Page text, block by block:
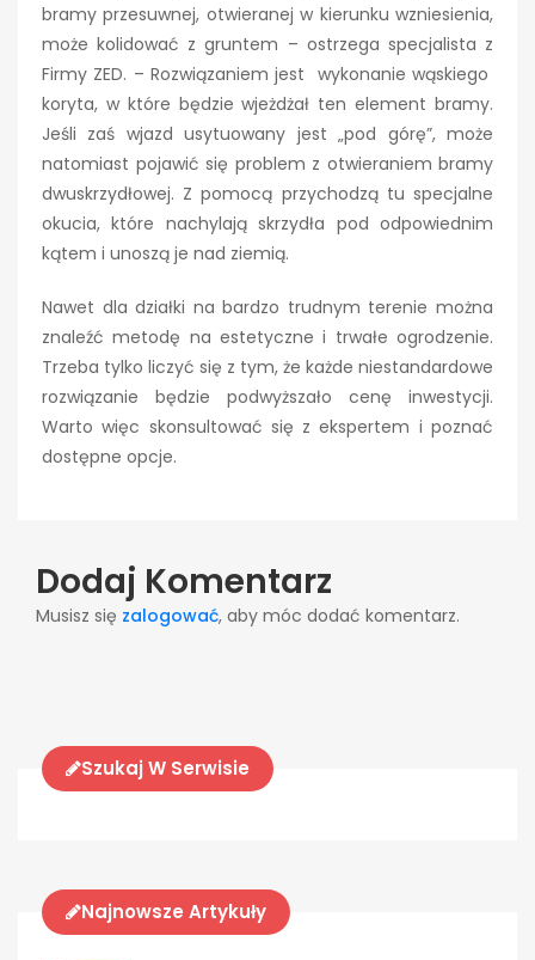
bramy przesuwnej, otwieranej w kierunku wzniesienia,
może kolidować z gruntem – ostrzega specjalista z
Firmy ZED. – Rozwiązaniem jest wykonanie wąskiego
koryta, w które będzie wjeżdżał ten element bramy.
Jeśli zaś wjazd usytuowany jest „pod górę”, może
natomiast pojawić się problem z otwieraniem bramy
dwuskrzydłowej. Z pomocą przychodzą tu specjalne
okucia, które nachylają skrzydła pod odpowiednim
kątem i unoszą je nad ziemią.
Nawet dla działki na bardzo trudnym terenie można
znaleźć metodę na estetyczne i trwałe ogrodzenie.
Trzeba tylko liczyć się z tym, że każde niestandardowe
rozwiązanie będzie podwyższało cenę inwestycji.
Warto więc skonsultować się z ekspertem i poznać
dostępne opcje.
Dodaj Komentarz
Musisz się zalogować, aby móc dodać komentarz.
Szukaj W Serwisie
Najnowsze Artykuły